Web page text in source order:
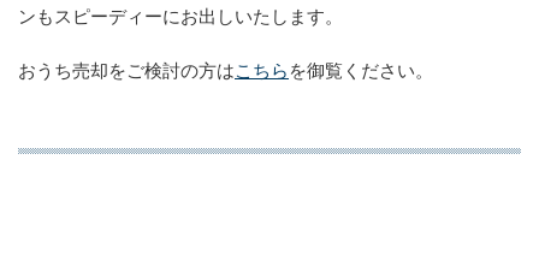
ンもスピーディーにお出しいたします。
おうち売却をご検討の方はこちらを御覧ください。